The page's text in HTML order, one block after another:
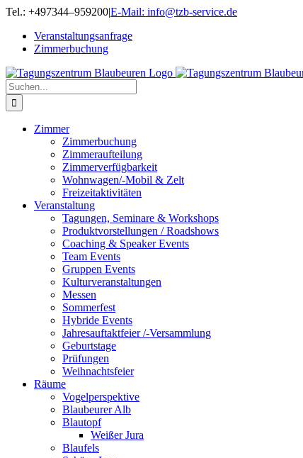
Zum
springen
Tel.: +497344–959200|E-Mail: info@tzb-service.de
Veranstaltungsanfrage
Zimmerbuchung
Suche
nach:
Zimmer
Zimmerbuchung
Zimmeraufteilung
Zimmerverfügbarkeit
Wohnwagen/-Mobil & Zelt
Freizeitaktivitäten
Veranstaltung
Tagungen, Seminare & Workshops
Produktvorstellungen / Roadshows
Coaching & Speaker Events
Team Events
Gruppen Events
Kulturveranstaltungen
Messen
Sommerfest
Hybride Events
Jahresauftaktfeier /-Versammlung
Geburtstage
Prüfungen
Weihnachtsfeier
Räume
Vogelperspektive
Blaubeurer Alb
Blautopf
Weißer Jura
Blaufels